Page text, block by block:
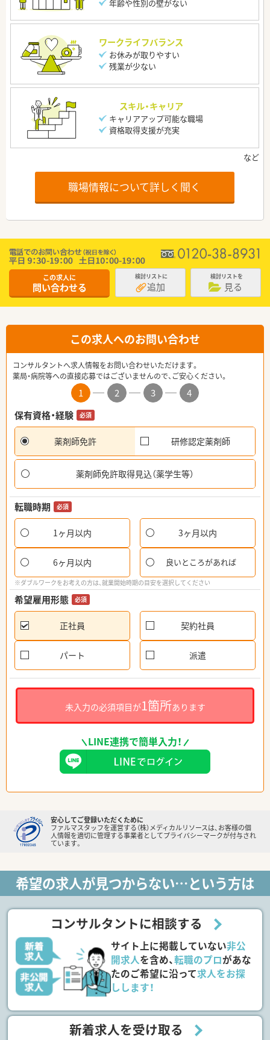
年齢や性別の壁がない
ワークライフバランス
お休みが取りやすい
残業が少ない
スキル・キャリア
キャリアアップ可能な職場
資格取得支援が充実
職場情報について詳しく聞く
この求人に
問い合わせる
検討リストに
追加
検討リストを
見る
この求人へのお問い合わせ
コンサルタントへ求人情報をお問い合わせいただけます。
薬局・病院等への直接応募ではございませんので、ご安心ください。
1 2 3
4
保有資格・経験
必須
薬剤師免許 研修認定薬剤師
薬剤師免許取得見込（薬学生等）
転職時期 必須
1ヶ月以内 3ヶ月以内
6ヶ月以内 良いところがあれば
※ダブルワークをお考えの方は、就業開始時期の目安を選択してください
希望雇用形態 必須
正社員 契約社員
パート 派遣
未入力の必須項目が1箇所あります
LINE連携で簡単入力！
安心してご登録いただくために
ファルマスタッフを運営する（株）メディカルリソースは、お客様の個
人情報を適切に管理する事業者としてプライバシーマークが付与され
ています。
希望の求人が見つからない…という方は
コンサルタントに相談する
サイト上に掲載していない非公
開求人を含め、転職のプロがあな
たのご希望に沿って求人をお探
しします！
新着求人を受け取る